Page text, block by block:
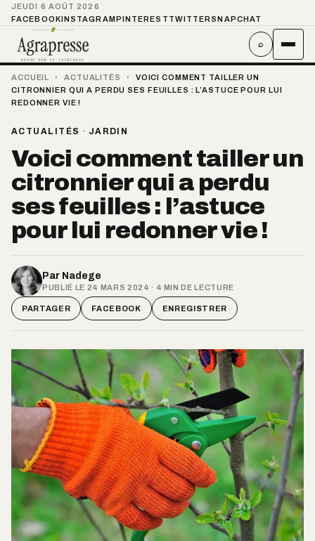
JEUDI 6 AOÛT 2026
FACEBOOKINSTAGRAMPINTEREST TWITTER SNAPCHAT
⌕
ACCUEIL › ACTUALITÉS ›
VOICI COMMENT TAILLER UN
CITRONNIER QUI A PERDU SES FEUILLES : L’ASTUCE POUR LUI
REDONNER VIE !
ACTUALITÉS · JARDIN
Voici comment tailler un
citronnier qui a perdu
ses feuilles : l’astuce
pour lui redonner vie !
Par Nadege
PUBLIÉ LE 24 MARS 2024 · 4 MIN DE LECTURE
PARTAGER FACEBOOK ENREGISTRER